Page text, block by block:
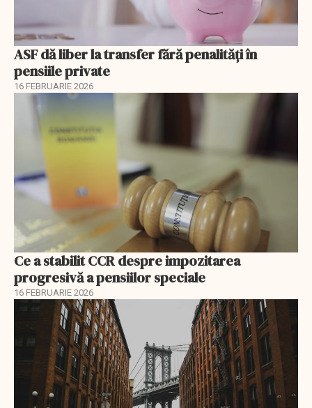
ASF dă liber la transfer fără penalități în
pensiile private
16 FEBRUARIE 2026
Ce a stabilit CCR despre impozitarea
progresivă a pensiilor speciale
16 FEBRUARIE 2026